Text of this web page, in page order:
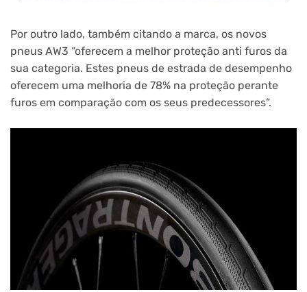
Por outro lado, também citando a marca, os novos
pneus AW3 “oferecem a melhor proteção anti furos da
sua categoria. Estes pneus de estrada de desempenho
oferecem uma melhoria de 78% na proteção perante
furos em comparação com os seus predecessores”.